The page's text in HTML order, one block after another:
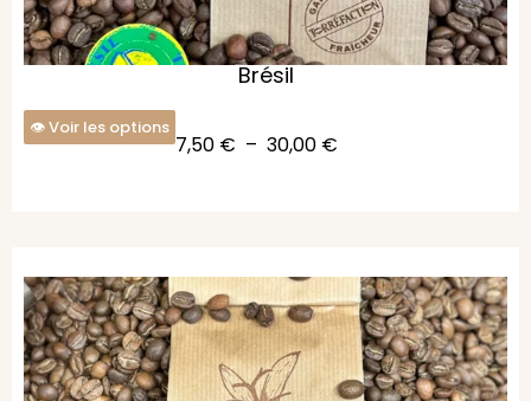
Brésil
Voir les options
7,50 € – 30,00 €